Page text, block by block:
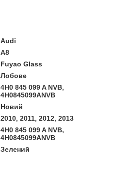
Audi
A8
Fuyao Glass
Лобове
4H0 845 099 A NVB,
4H0845099ANVB
Новий
2010, 2011, 2012, 2013
4H0 845 099 A NVB,
4H0845099ANVB
Зелений